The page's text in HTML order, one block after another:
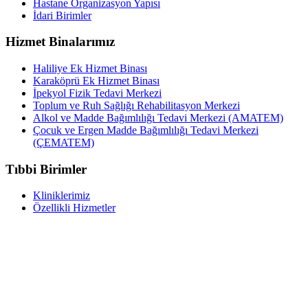
Hastane Organizasyon Yapısı
İdari Birimler
Hizmet Binalarımız
Haliliye Ek Hizmet Binası
Karaköprü Ek Hizmet Binası
İpekyol Fizik Tedavi Merkezi
Toplum ve Ruh Sağlığı Rehabilitasyon Merkezi
Alkol ve Madde Bağımlılığı Tedavi Merkezi (AMATEM)
Çocuk ve Ergen Madde Bağımlılığı Tedavi Merkezi
(ÇEMATEM)
Tıbbi Birimler
Kliniklerimiz
Özellikli Hizmetler